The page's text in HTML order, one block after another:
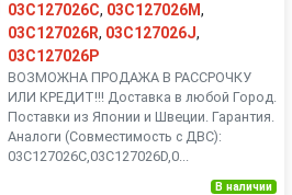
Volkswagen
03C127026C, 03C127026M,
03C127026R, 03C127026J,
03C127026P
ВОЗМОЖНА ПРОДАЖА В РАССРОЧКУ
ИЛИ КРЕДИТ!!! Доставка в любой Город.
Поставки из Японии и Швеции. Гарантия.
Аналоги (Совместимость с ДВС):
03C127026C,03C127026D,0...
В наличии